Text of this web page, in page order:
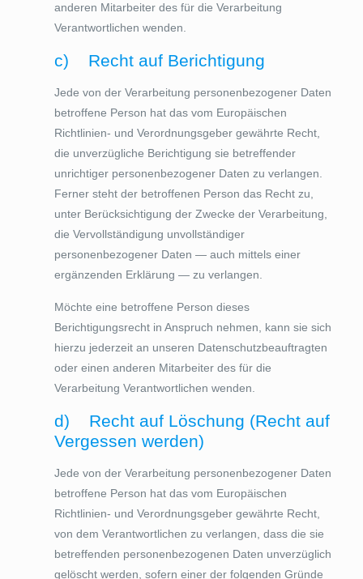
anderen Mitarbeiter des für die Verarbeitung
Verantwortlichen wenden.
c) Recht auf Berichtigung
Jede von der Verarbeitung personenbezogener Daten
betroffene Person hat das vom Europäischen
Richtlinien- und Verordnungsgeber gewährte Recht,
die unverzügliche Berichtigung sie betreffender
unrichtiger personenbezogener Daten zu verlangen.
Ferner steht der betroffenen Person das Recht zu,
unter Berücksichtigung der Zwecke der Verarbeitung,
die Vervollständigung unvollständiger
personenbezogener Daten — auch mittels einer
ergänzenden Erklärung — zu verlangen.
Möchte eine betroffene Person dieses
Berichtigungsrecht in Anspruch nehmen, kann sie sich
hierzu jederzeit an unseren Datenschutzbeauftragten
oder einen anderen Mitarbeiter des für die
Verarbeitung Verantwortlichen wenden.
d) Recht auf Löschung (Recht auf
Vergessen werden)
Jede von der Verarbeitung personenbezogener Daten
betroffene Person hat das vom Europäischen
Richtlinien- und Verordnungsgeber gewährte Recht,
von dem Verantwortlichen zu verlangen, dass die sie
betreffenden personenbezogenen Daten unverzüglich
gelöscht werden, sofern einer der folgenden Gründe